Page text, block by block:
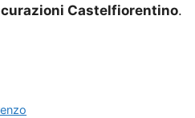
Castelfiorentino.